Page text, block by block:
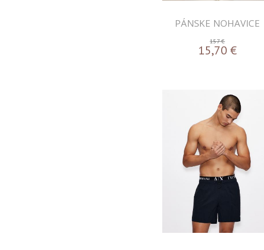
PÁNSKE NOHAVICE
157 €
15,70 €